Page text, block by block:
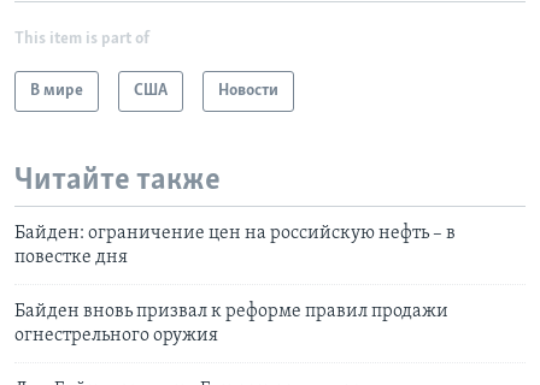
This item is part of
В мире США Новости
Читайте также
Байден: ограничение цен на российскую нефть – в
повестке дня
Байден вновь призвал к реформе правил продажи
огнестрельного оружия